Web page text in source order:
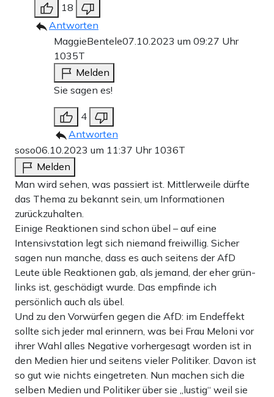
18
Antworten
MaggieBentele07.10.2023 um 09:27 Uhr
1035T
Melden
Sie sagen es!
4
Antworten
soso06.10.2023 um 11:37 Uhr 1036T
Melden
Man wird sehen, was passiert ist. Mittlerweile dürfte
das Thema zu bekannt sein, um Informationen
zurückzuhalten.
Einige Reaktionen sind schon übel – auf eine
Intensivstation legt sich niemand freiwillig. Sicher
sagen nun manche, dass es auch seitens der AfD
Leute üble Reaktionen gab, als jemand, der eher grün-
links ist, geschädigt wurde. Das empfinde ich
persönlich auch als übel.
Und zu den Vorwürfen gegen die AfD: im Endeffekt
sollte sich jeder mal erinnern, was bei Frau Meloni vor
ihrer Wahl alles Negative vorhergesagt worden ist in
den Medien hier und seitens vieler Politiker. Davon ist
so gut wie nichts eingetreten. Nun machen sich die
selben Medien und Politiker über sie „lustig“ weil sie